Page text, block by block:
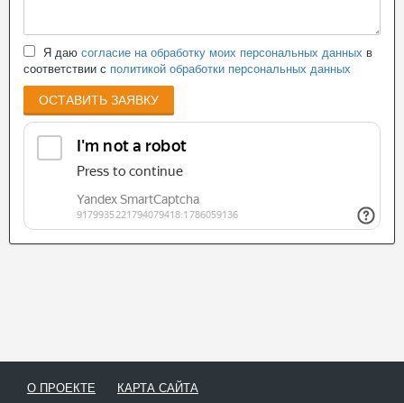
Я даю согласие на обработку моих персональных данных в
соответствии с политикой обработки персональных данных
ОСТАВИТЬ ЗАЯВКУ
О ПРОЕКТЕ
КАРТА САЙТА